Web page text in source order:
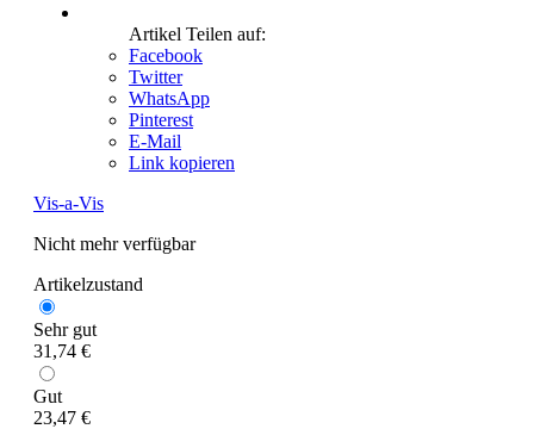
Artikel Teilen auf:
Facebook
Twitter
WhatsApp
Pinterest
E-Mail
Link kopieren
Vis-a-Vis
Nicht mehr verfügbar
Artikelzustand
Sehr gut
31,74 €
Gut
23,47 €